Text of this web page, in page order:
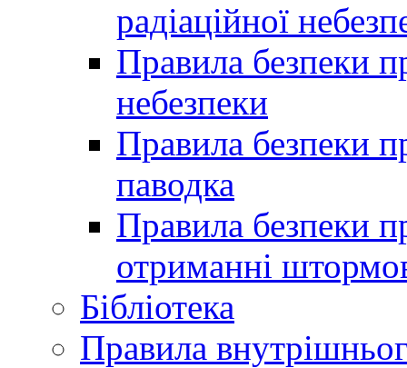
радіаційної
Правила безпеки
небезпеки
Правила безпеки
паводка
Правила безпеки
отриманні
Бібліотека
Правила